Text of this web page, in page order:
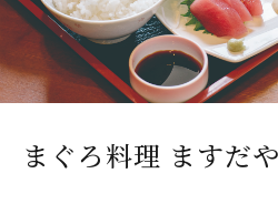
まぐろ料理 ますだや